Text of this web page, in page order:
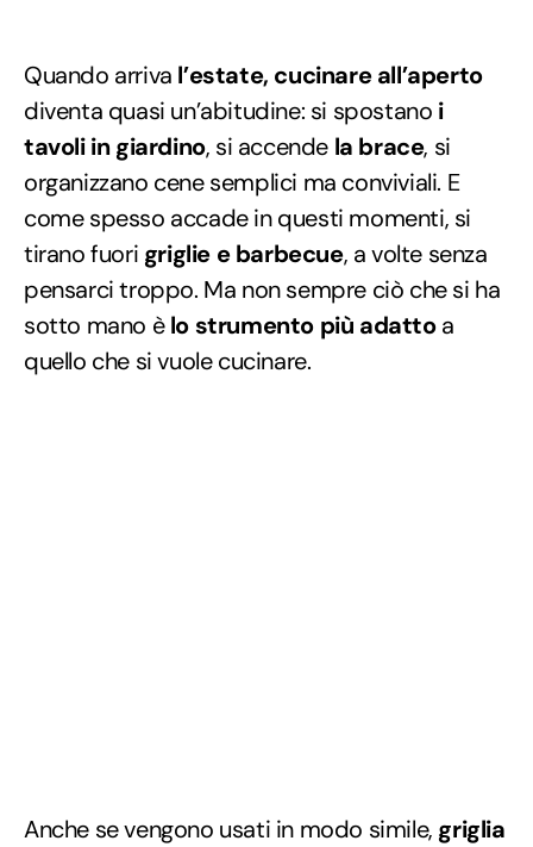
Quando arriva l’estate, cucinare all’aperto
diventa quasi un’abitudine: si spostano i
tavoli in giardino, si accende la brace, si
organizzano cene semplici ma conviviali. E
come spesso accade in questi momenti, si
tirano fuori griglie e barbecue, a volte senza
pensarci troppo. Ma non sempre ciò che si ha
sotto mano èlo strumento più adattoa
quello che si vuole cucinare.
Anche se vengono usati in modo simile, griglia